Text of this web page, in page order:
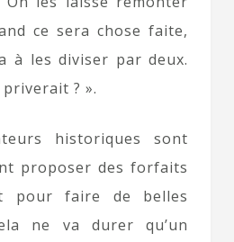
ce sera chose faite,
à les diviser par deux.
? ».
historiques sont
proposer des forfaits
pour faire de belles
ne va durer qu’un